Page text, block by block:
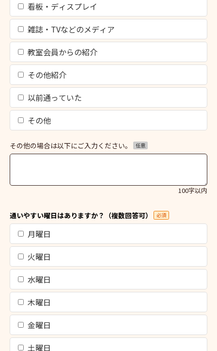
看板・ディスプレイ
雑誌・TVなどのメディア
教室会員からの紹介
その他紹介
以前通っていた
その他
その他の場合は以下にご入力ください。 任意
100字以内
通いやすい曜日はありますか？（複数回答可） 必須
月曜日
火曜日
水曜日
木曜日
金曜日
土曜日